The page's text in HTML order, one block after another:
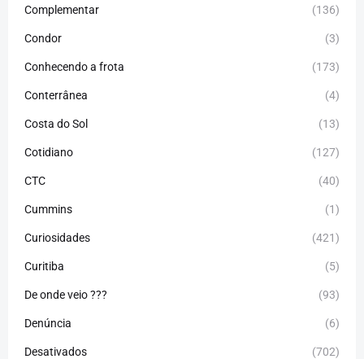
Complementar (136)
Condor (3)
Conhecendo a frota (173)
Conterrânea (4)
Costa do Sol (13)
Cotidiano (127)
CTC (40)
Cummins (1)
Curiosidades (421)
Curitiba (5)
De onde veio ??? (93)
Denúncia (6)
Desativados (702)